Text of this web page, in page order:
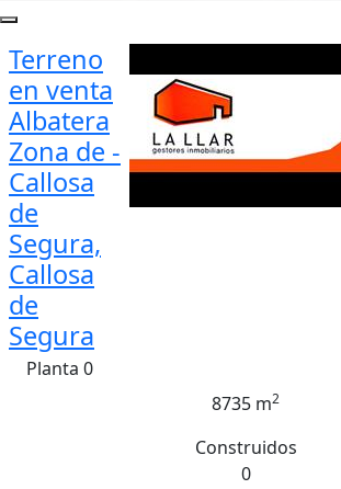
Terreno
en venta
Albatera
Zona de -
Callosa
de
Segura,
Callosa
de
Segura
Planta 0
8735 m2
Construidos
0